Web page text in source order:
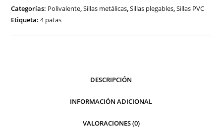
Categorías: Polivalente,Sillas metálicas,Sillas plegables,Sillas PVC
Etiqueta:4 patas
DESCRIPCIÓN
INFORMACIÓN ADICIONAL
VALORACIONES (0)